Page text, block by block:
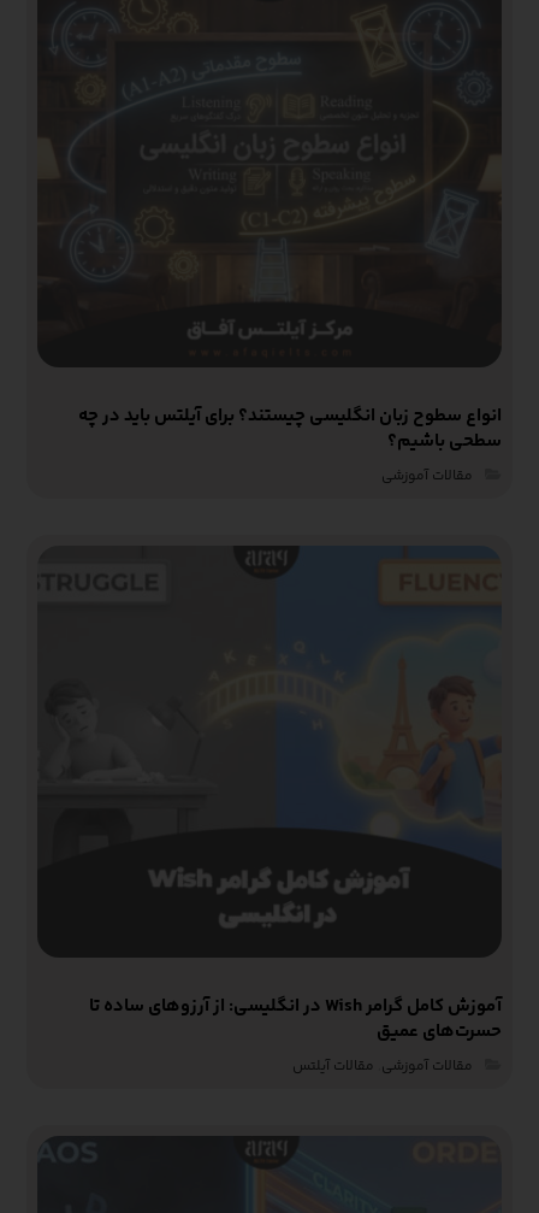
انواع سطوح زبان انگلیسی چیستند؟ برای آیلتس باید در چه
سطحی باشیم؟
مقالات آموزشی‌
آموزش کامل گرامر Wish در انگلیسی: از آرزوهای ساده تا
حسرت‌های عمیق
مقالات آموزشی‌ مقالات آیلتس